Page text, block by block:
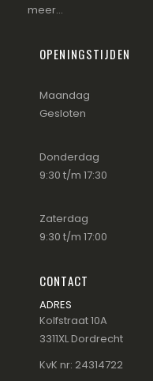
meer...
OPENINGSTIJDEN
Maandag
Gesloten
Donderdag
9:30 t/m 17:30
Zaterdag
9:30 t/m 17:00
CONTACT
ADRES
Kolfstraat 10A
3311XL Dordrecht
KvK nr: 24314722